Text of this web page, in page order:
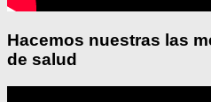
Hacemos nuestras las
de salud